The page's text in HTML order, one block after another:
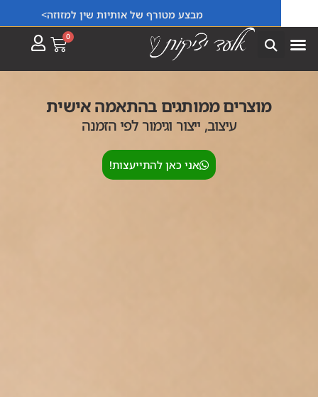
מבצע מטורף של אותיות שין למזוזה>
מוצרים ממותגים בהתאמה אישית
עיצוב, ייצור וגימור לפי הזמנה
אני כאן להתייעצות!